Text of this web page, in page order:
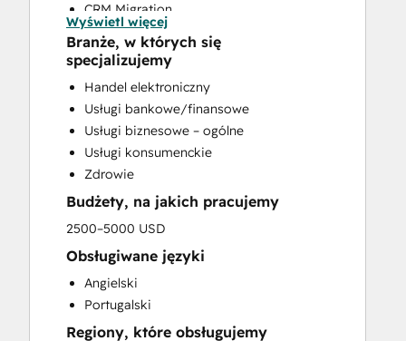
CRM Migration
Full Inbound Marketing Services
HubSpot Onboarding
Sales and Marketing Alignment
Sales Enablement
Search Engine Optimization
Website Design
Wyświetl więcej
Branże, w których się
specjalizujemy
Handel elektroniczny
Usługi bankowe/finansowe
Usługi biznesowe – ogólne
Usługi konsumenckie
Zdrowie
Budżety, na jakich pracujemy
2500–5000 USD
Obsługiwane języki
Angielski
Portugalski
Regiony, które obsługujemy